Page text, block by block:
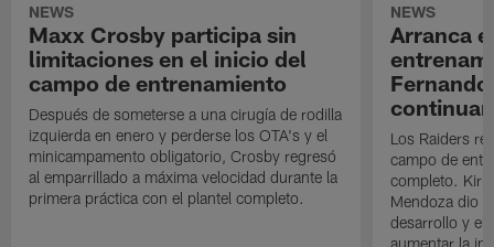
NEWS
Maxx Crosby participa sin
limitaciones en el inicio del
campo de entrenamiento
Después de someterse a una cirugía de rodilla
izquierda en enero y perderse los OTA's y el
minicampamento obligatorio, Crosby regresó
al emparrillado a máxima velocidad durante la
primera práctica con el plantel completo.
NEWS
Arranca
Los Raiders
campo de
completo. Kirk
Mendoza dio
desarrollo y el
aumentar la